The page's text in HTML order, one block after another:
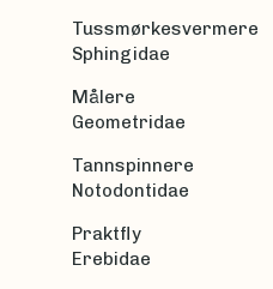
Tussmørkesvermere
Sphingidae
Målere
Geometridae
Tannspinnere
Notodontidae
Praktfly
Erebidae